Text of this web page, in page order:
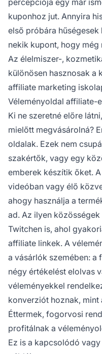
kuponhoz jut. Annyira
első próbára
nekik kupont, hogy
Az élelmiszer-,
különösen hasznosak a
affiliate marketing
Véleményoldal affiliate-
Ki ne szeretné előre
mielőtt megvásárolná?
oldalak. Ezek nem
szakértők, vagy egy
emberek készítik őket.
videóban vagy élő
ahogy használja a
ad. Az ilyen
Twitchen is, ahol
affiliate linkek. A
a vásárlók szemében: a
négy értékelést elolvas
véleményekkel
konverziót hoznak,
Éttermek, fogorvosi
profitálnak a
Ez is a kapcsolódó vagy